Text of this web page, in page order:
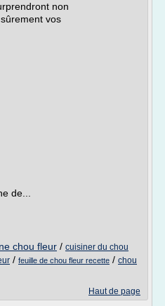
non
vos
de...
chou fleur / cuisiner du chou
/ feuille de chou fleur recette / chou
Haut de page